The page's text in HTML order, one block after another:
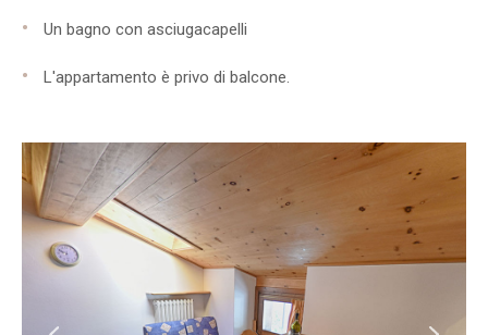
Un bagno con asciugacapelli
L'appartamento è privo di balcone.